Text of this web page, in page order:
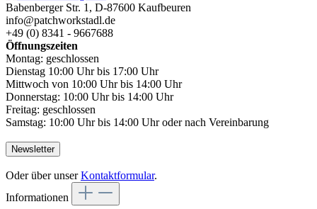
Babenberger Str. 1, D-87600 Kaufbeuren
info@patchworkstadl.de
+49 (0) 8341 - 9667688
Öffnungszeiten
Montag: geschlossen
Dienstag 10:00 Uhr bis 17:00 Uhr
Mittwoch von 10:00 Uhr bis 14:00 Uhr
Donnerstag: 10:00 Uhr bis 14:00 Uhr
Freitag: geschlossen
Samstag: 10:00 Uhr bis 14:00 Uhr oder nach Vereinbarung
Newsletter
Oder über unserKontaktformular.
Informationen